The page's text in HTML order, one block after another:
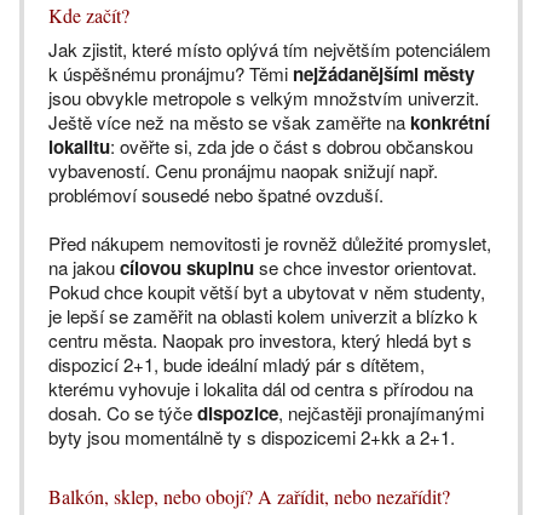
Kde začít?
Jak zjistit, které místo oplývá tím největším potenciálem
k úspěšnému pronájmu? Těmi nejžádanějšími městy
jsou obvykle metropole s velkým množstvím univerzit.
Ještě více než na město se však zaměřte nakonkrétní
lokalitu: ověřte si, zda jde o část s dobrou občanskou
vybaveností. Cenu pronájmu naopak snižují např.
problémoví sousedé nebo špatné ovzduší.
Před nákupem nemovitosti je rovněž důležité promyslet,
na jakoucílovou skupinuse chce investor orientovat.
Pokud chce koupit větší byt a ubytovat v něm studenty,
je lepší se zaměřit na oblasti kolem univerzit a blízko k
centru města. Naopak pro investora, který hledá byt s
dispozicí 2+1, bude ideální mladý pár s dítětem,
kterému vyhovuje i lokalita dál od centra s přírodou na
dosah. Co se týčedispozice, nejčastěji pronajímanými
byty jsou momentálně ty s dispozicemi 2+kk a 2+1.
Balkón, sklep, nebo obojí? A zařídit, nebo nezařídit?